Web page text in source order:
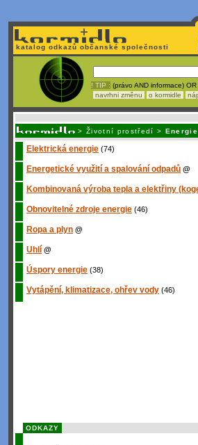
katalog odkazů občanské společnosti
! TIP : (právo AND informace)
navrhni změnu
o kormidle
> Životní prostředí >
Elektrická energie (74)
Energetické využití a spalování odpadů @
Kombinovaná výroba tepla a elektřiny
Obnovitelné zdroje energie (46)
Ropa a plyn @
Uhlí @
Úspory energie (38)
Vytápění, klimatizace, ohřev vody (46)
ODKAZY